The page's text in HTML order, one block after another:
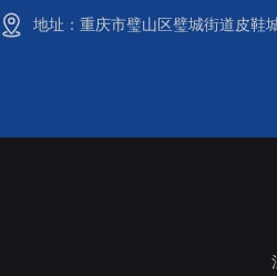
地址：重庆市璧山区璧城街道皮鞋